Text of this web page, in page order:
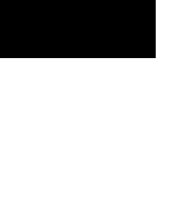
家禁忌要注